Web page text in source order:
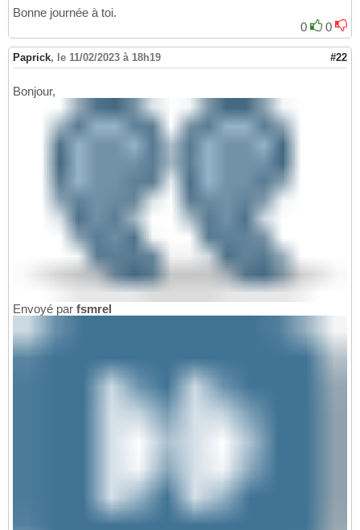
Bonne journée à toi.
0
0
Paprick, le 11/02/2023 à 18h19 #22
Bonjour,
Envoyé par fsmrel